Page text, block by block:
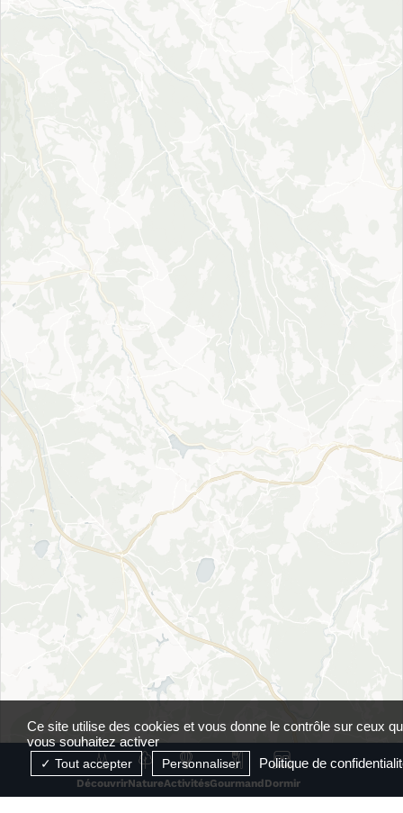
DécouvrirNatureActivitésGourmand Dormir
Ce site utilise des cookies et vous donne le contrôle sur ceux
vous souhaitez activer
Tout accepter Personnaliser Politique de